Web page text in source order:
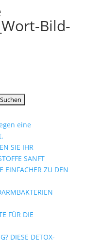
Bild-
eine
SIE IHR
SANFT
EINFACHER ZU DEN
FÜR DIE
DIESE DETOX-